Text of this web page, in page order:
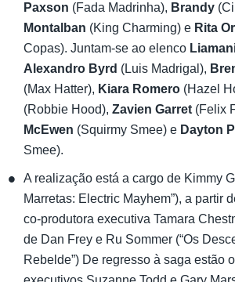
Paxson (Fada Madrinha), Brandy
Montalban (King Charming) e Rita
Copas). Juntam-se ao elenco
Alexandro Byrd (Luis Madrigal),
(Max Hatter), Kiara Romero (Hazel
(Robbie Hood), Zavien Garret (Felix
McEwen (Squirmy Smee) e Dayton
Smee).
A realização está a cargo de Kimmy
Marretas: Electric Mayhem”), a partir
co-produtora executiva Tamara
de Dan Frey e Ru Sommer (“Os
Rebelde”) De regresso à saga estão